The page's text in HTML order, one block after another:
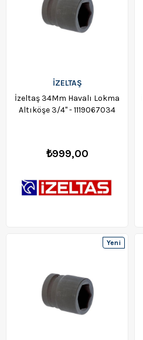
İZELTAŞ
İzeltaş 34Mm Havalı Lokma
Altıköşe 3/4" - 1119067034
₺999,00
Yeni